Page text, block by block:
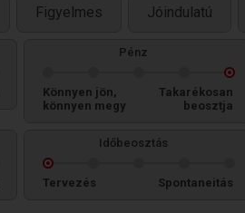
Figyelmes Jóindulatú
Pénz
Könnyen jön,
könnyen megy
Takarékosan
beosztja
Időbeosztás
Tervezés Spontaneitás